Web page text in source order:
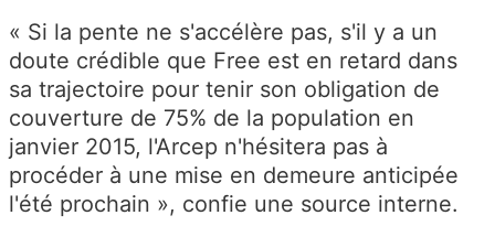
« Si la pente ne s'accélère pas, s'il y a un
doute crédible que Free est en retard dans
sa trajectoire pour tenir son obligation de
couverture de 75% de la population en
janvier 2015, l'Arcep n'hésitera pas à
procéder à une mise en demeure anticipée
l'été prochain », confie une source interne.